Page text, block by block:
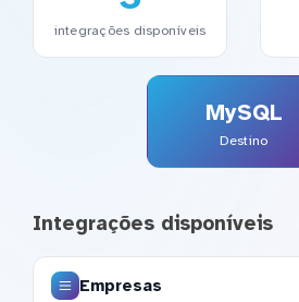
integrações disponíveis
MySQL
Destino
Integrações disponíveis
Empresas